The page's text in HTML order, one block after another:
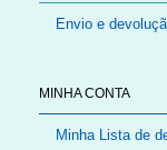
Envio e
MINHA CONTA
Minha Lista de